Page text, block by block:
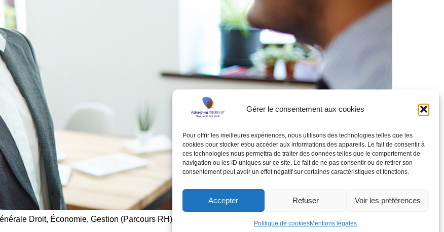
Gérer le consentement aux cookies
Pour offrir les meilleures expériences, nous utilisons des technologies telles que les
cookies pour stocker et/ou accéder aux informations des appareils. Le fait de consentir à
ces technologies nous permettra de traiter des données telles que le comportement de
navigation ou les ID uniques sur ce site. Le fait de ne pas consentir ou de retirer son
consentement peut avoir un effet négatif sur certaines caractéristiques et fonctions.
Accepter Refuser Voir les préférences
Politique de cookiesMentions légales
Droit, Économie, Gestion (Parcours RH)